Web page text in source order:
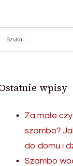
wpisy
Za małe
szambo?
do domu i
Szambo